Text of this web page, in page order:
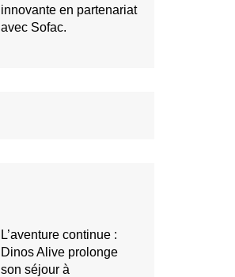
innovante en partenariat
avec Sofac.
L’aventure continue :
Dinos Alive prolonge
son séjour à